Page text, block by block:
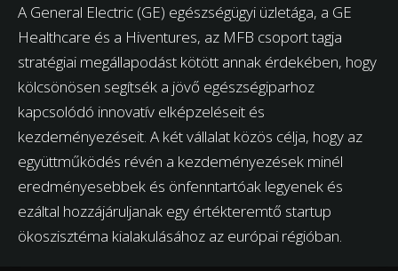
A General Electric (GE) egészségügyi üzletága, a GE
Healthcare és a Hiventures, az MFB csoport tagja
stratégiai megállapodást kötött annak érdekében, hogy
kölcsönösen segítsék a jövő egészségiparhoz
kapcsolódó innovatív elképzeléseit és
kezdeményezéseit. A két vállalat közös célja, hogy az
együttműködés révén a kezdeményezések minél
eredményesebbek és önfenntartóak legyenek és
ezáltal hozzájáruljanak egy értékteremtő startup
ökoszisztéma kialakulásához az európai régióban.